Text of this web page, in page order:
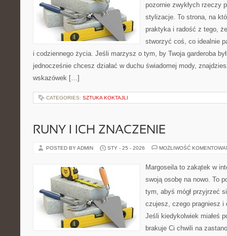
pozornie zwykłych rzeczy
stylizacje. To strona, na
praktyka i radość z tego,
stworzyć coś, co idealnie
i codziennego życia. Jeśli marzysz o tym, by Twoja garderoba
jednocześnie chcesz działać w duchu świadomej mody,
wskazówek […]
CATEGORIES: SZTUKA KOKTAJLI
RUNY I ICH ZNACZENIE
POSTED BY ADMIN STY - 25 - 2026 MOŻLIWOŚĆ
Margoseila to zakątek w
swoją osobę na nowo. To
tym, abyś mógł przyjrzeć
czujesz, czego pragniesz i
Jeśli kiedykolwiek miałeś
brakuje Ci chwili na